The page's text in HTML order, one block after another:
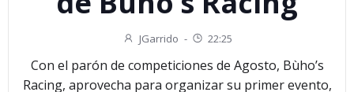
JGarrido - 22:25
Con el parón de competiciones de Agosto, Bùho’s
Racing, aprovecha para organizar su primer evento,